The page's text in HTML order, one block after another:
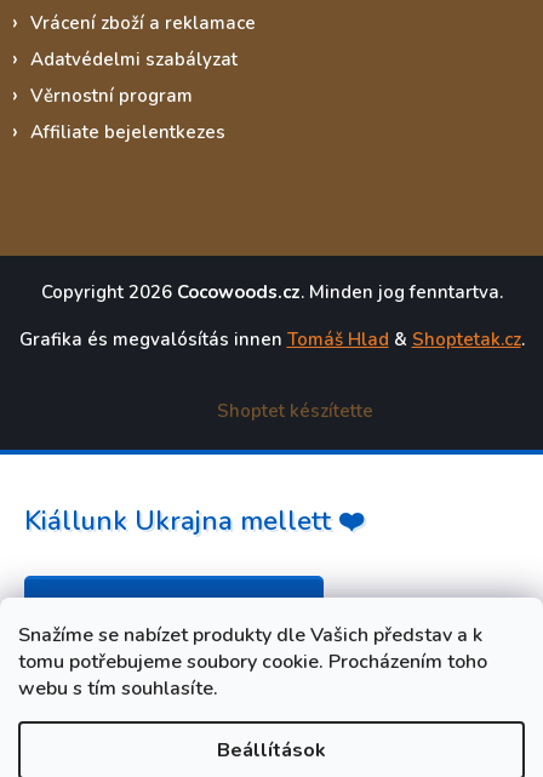
Snažíme se nabízet produkty dle Vašich představ a k
tomu potřebujeme soubory cookie. Procházením toho
webu s tím souhlasíte.
Beállítások
Vrácení zboží a reklamace
Adatvédelmi szabályzat
Věrnostní program
Affiliate bejelentkezes
Copyright 2026 Cocowoods.cz. Minden jog fenntartva.
Grafika és megvalósítás innen Tomáš Hlad & Shoptetak.cz.
Shoptet készítette
Kiállunk Ukrajna mellett ❤️